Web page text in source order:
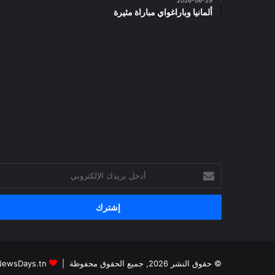
ألمانيا وباراغواي مباراة مثيرة
بريدك
الإلكتروني
© حقوق النشر 2026, جميع الحقوق محفوظة |